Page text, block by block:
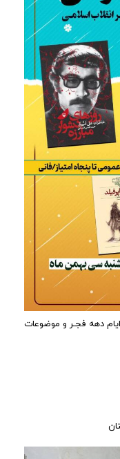
دهه فجـر و موضوعات